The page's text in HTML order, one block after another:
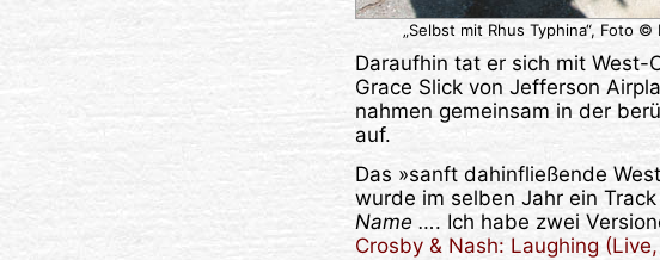
„Selbst mit Rhus Typhina“, Foto
Daraufhin tat er sich mit West-
Grace Slick von Jefferson
nahmen gemeinsam in der
auf.
Das »sanft dahinfließende
wurde im selben Jahr ein
Name …. Ich habe zwei
Crosby & Nash: Laughing